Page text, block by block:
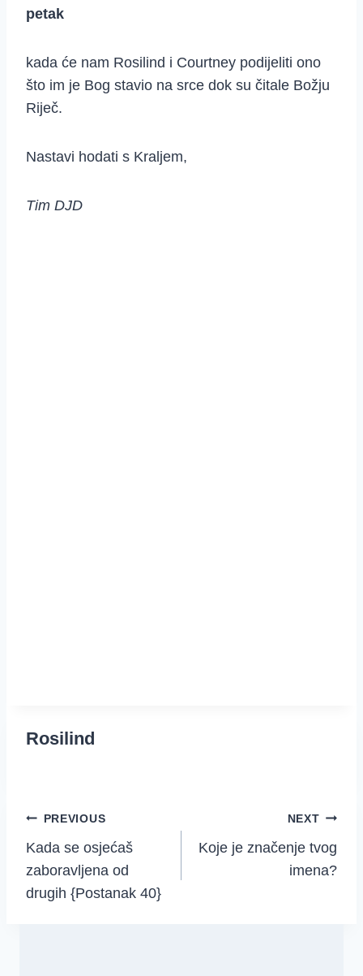
petak
kada će nam Rosilind i Courtney podijeliti ono
što im je Bog stavio na srce dok su čitale Božju
Riječ.
Nastavi hodati s Kraljem,
Tim DJD
Rosilind
Post
navigation
PREVIOUS
Kada se osjećaš
zaboravljena od
drugih {Postanak 40}
NEXT
Koje je značenje tvog
imena?